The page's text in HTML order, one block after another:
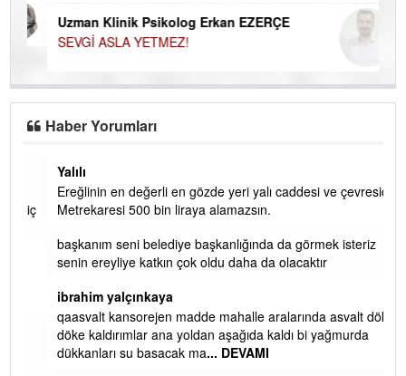
Uzman Klinik Psikolog Erkan EZERÇE
SEVGİ ASLA YETMEZ!
Haber Yorumları
Yalılı
Ereğlinin en değerli en gözde yeri yalı caddesi ve çevresidir.
Metrekaresi 500 bin liraya alamazsın.
başkanım seni belediye başkanlığında da görmek isteriz
senin ereyliye katkın çok oldu daha da olacaktır
ibrahim yalçınkaya
qaasvalt kansorejen madde mahalle aralarında asvalt döke
döke kaldırımlar ana yoldan aşağıda kaldı bi yağmurda
dükkanları su basacak ma... DEVAMI